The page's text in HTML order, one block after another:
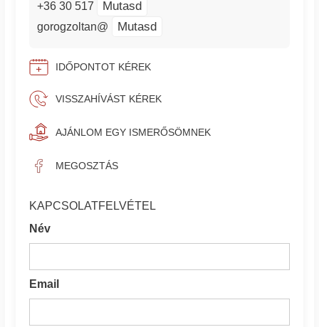
+36 30 517 Mutasd
gorogzoltan@ Mutasd
IDŐPONTOT KÉREK
VISSZAHÍVÁST KÉREK
AJÁNLOM EGY ISMERŐSÖMNEK
MEGOSZTÁS
KAPCSOLATFELVÉTEL
Név
Email